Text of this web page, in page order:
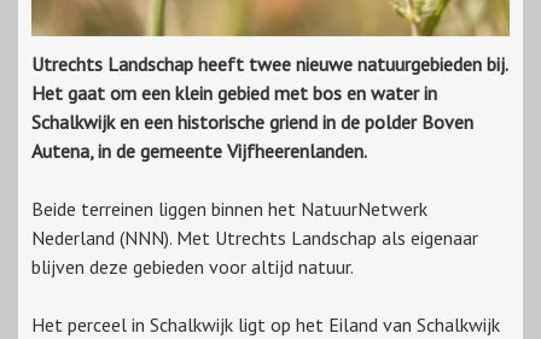
Utrechts Landschap heeft twee nieuwe natuurgebieden bij.
Het gaat om een klein gebied met bos en water in
Schalkwijk en een historische griend in de polder Boven
Autena, in de gemeente Vijfheerenlanden.
Beide terreinen liggen binnen het NatuurNetwerk
Nederland (NNN). Met Utrechts Landschap als eigenaar
blijven deze gebieden voor altijd natuur.
Het perceel in Schalkwijk ligt op het Eiland van Schalkwijk